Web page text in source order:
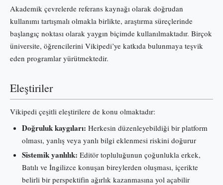
Akademik çevrelerde referans kaynağı olarak doğrudan
kullanımı tartışmalı olmakla birlikte, araştırma süreçlerinde
başlangıç noktası olarak yaygın biçimde kullanılmaktadır. Birçok
üniversite, öğrencilerini Vikipedi’ye katkıda bulunmaya teşvik
eden programlar yürütmektedir.
Eleştiriler
Vikipedi çeşitli eleştirilere de konu olmaktadır:
Doğruluk kaygıları: Herkesin düzenleyebildiği bir platform
olması, yanlış veya yanlı bilgi eklenmesi riskini doğurur
Sistemik yanlılık: Editör topluluğunun çoğunlukla erkek,
Batılı ve İngilizce konuşan bireylerden oluşması, içerikte
belirli bir perspektifin ağırlık kazanmasına yol açabilir